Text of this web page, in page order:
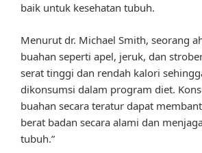
baik untuk kesehatan tubuh.
Menurut dr. Michael Smith, seorang
buahan seperti apel, jeruk, dan
serat tinggi dan rendah kalori
dikonsumsi dalam program diet.
buahan secara teratur dapat
berat badan secara alami dan
tubuh.”